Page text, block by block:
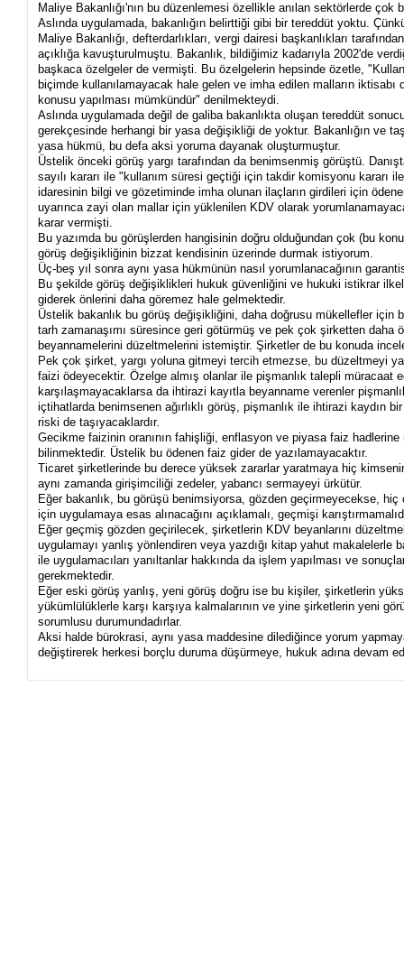
Maliye Bakanlığı'nın bu düzenlemesi özellikle anılan sektörlerde çok
Aslında uygulamada, bakanlığın belirttiği gibi bir tereddüt yoktu.
Maliye Bakanlığı, defterdarlıkları, vergi dairesi başkanlıkları
açıklığa kavuşturulmuştu. Bakanlık, bildiğimiz kadarıyla 2002'de
başkaca özelgeler de vermişti. Bu özelgelerin hepsinde özetle,
biçimde kullanılamayacak hale gelen ve imha edilen malların iktisabı
konusu yapılması mümkündür" denilmekteydi.
Aslında uygulamada değil de galiba bakanlıkta oluşan tereddüt
gerekçesinde herhangi bir yasa değişikliği de yoktur. Bakanlığın ve
yasa hükmü, bu defa aksi yoruma dayanak oluşturmuştur.
Üstelik önceki görüş yargı tarafından da benimsenmiş görüştü.
sayılı kararı ile "kullanım süresi geçtiği için takdir komisyonu kararı
idaresinin bilgi ve gözetiminde imha olunan ilaçların girdileri için
uyarınca zayi olan mallar için yüklenilen KDV olarak
karar vermişti.
Bu yazımda bu görüşlerden hangisinin doğru olduğundan çok (bu
görüş değişikliğinin bizzat kendisinin üzerinde durmak istiyorum.
Üç-beş yıl sonra aynı yasa hükmünün nasıl yorumlanacağının
Bu şekilde görüş değişiklikleri hukuk güvenliğini ve hukuki istikrar
giderek önlerini daha göremez hale gelmektedir.
Üstelik bakanlık bu görüş değişikliğini, daha doğrusu mükellefler için
tarh zamanaşımı süresince geri götürmüş ve pek çok şirketten daha
beyannamelerini düzeltmelerini istemiştir. Şirketler de bu konuda
Pek çok şirket, yargı yoluna gitmeyi tercih etmezse, bu düzeltmeyi
faizi ödeyecektir. Özelge almış olanlar ile pişmanlık talepli müracaat
karşılaşmayacaklarsa da ihtirazi kayıtla beyanname verenler
içtihatlarda benimsenen ağırlıklı görüş, pişmanlık ile ihtirazi kaydın
riski de taşıyacaklardır.
Gecikme faizinin oranının fahişliği, enflasyon ve piyasa faiz
bilinmektedir. Üstelik bu ödenen faiz gider de yazılamayacaktır.
Ticaret şirketlerinde bu derece yüksek zararlar yaratmaya hiç
aynı zamanda girişimciliği zedeler, yabancı sermayeyi ürkütür.
Eğer bakanlık, bu görüşü benimsiyorsa, gözden geçirmeyecekse, hiç
için uygulamaya esas alınacağını açıklamalı, geçmişi
Eğer geçmiş gözden geçirilecek, şirketlerin KDV beyanlarını
uygulamayı yanlış yönlendiren veya yazdığı kitap yahut makalelerle
ile uygulamacıları yanıltanlar hakkında da işlem yapılması ve
gerekmektedir.
Eğer eski görüş yanlış, yeni görüş doğru ise bu kişiler, şirketlerin
yükümlülüklerle karşı karşıya kalmalarının ve yine şirketlerin yeni
sorumlusu durumundadırlar.
Aksi halde bürokrasi, aynı yasa maddesine dilediğince yorum
değiştirerek herkesi borçlu duruma düşürmeye, hukuk adına devam